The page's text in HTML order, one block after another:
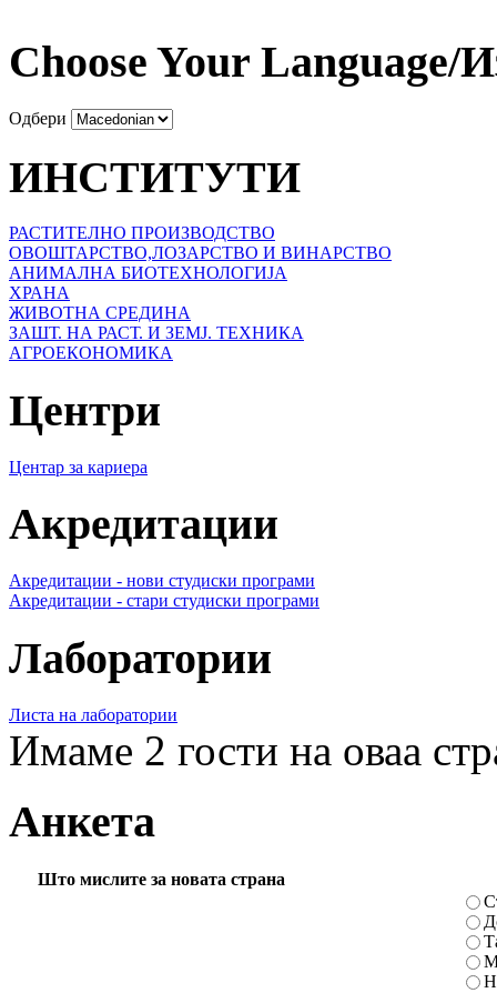
Choose Your Language/
Одбери
ИНСТИТУТИ
РАСТИТЕЛНО ПРОИЗВОДСТВО
ОВОШТАРСТВО,ЛОЗАРСТВО И ВИНАРСТВО
АНИМАЛНА БИОТЕХНОЛОГИЈА
ХРАНА
ЖИВОТНА СРЕДИНА
ЗАШТ. НА РАСТ. И ЗЕМЈ. ТЕХНИКА
АГРОЕКОНОМИКА
Центри
Центар за кариера
Акредитации
Акредитации - нови студиски програми
Акредитации - стари студиски програми
Лаборатории
Листа на лаборатории
Имаме 2 гости на оваа
Анкета
Што мислите за новата страна